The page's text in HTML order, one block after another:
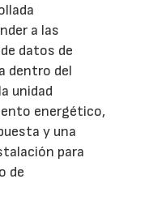
a las
datos de
dentro del
unidad
energético,
y una
para
de